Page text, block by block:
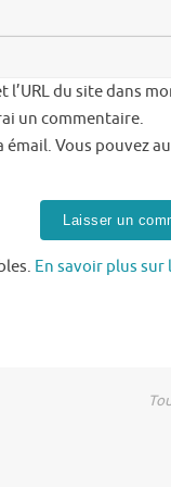
du site dans
un commentaire.
Vous pouvez
En savoir plus